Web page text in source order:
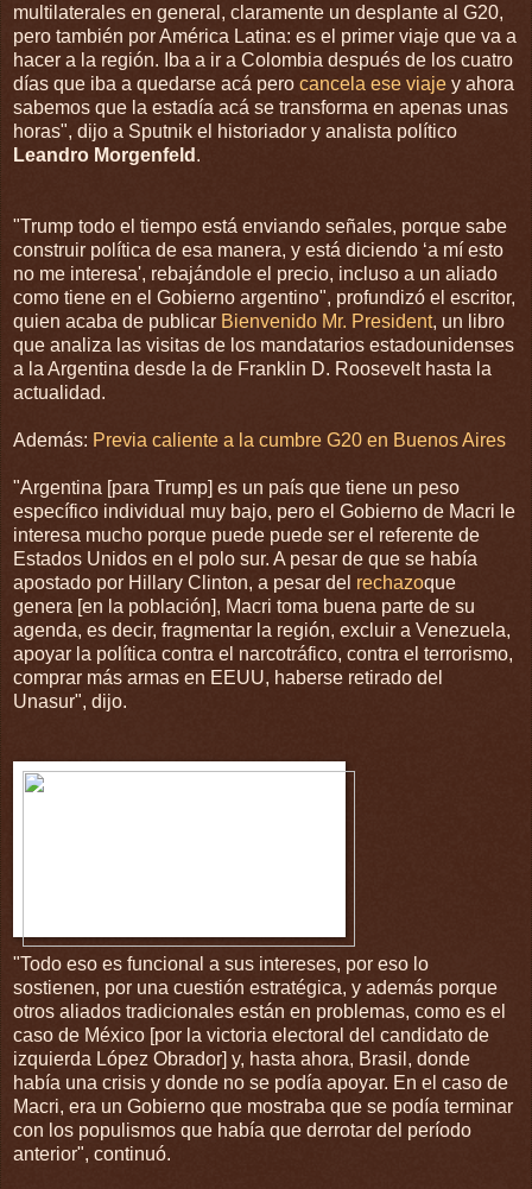
multilaterales en general, claramente un desplante al G20,
pero también por América Latina: es el primer viaje que va a
hacer a la región. Iba a ir a Colombia después de los cuatro
días que iba a quedarse acá pero cancela ese viaje y ahora
sabemos que la estadía acá se transforma en apenas unas
horas", dijo a Sputnik el historiador y analista político
Leandro Morgenfeld .
"Trump todo el tiempo está enviando señales, porque sabe
construir política de esa manera, y está diciendo ‘a mí esto
no me interesa', rebajándole el precio, incluso a un aliado
como tiene en el Gobierno argentino", profundizó el escritor,
quien acaba de publicar Bienvenido Mr. President, un libro
que analiza las visitas de los mandatarios estadounidenses
a la Argentina desde la de Franklin D. Roosevelt hasta la
actualidad.
Además: Previa caliente a la cumbre G20 en Buenos Aires
"Argentina [para Trump] es un país que tiene un peso
específico individual muy bajo, pero el Gobierno de Macri le
interesa mucho porque puede puede ser el referente de
Estados Unidos en el polo sur. A pesar de que se había
apostado por Hillary Clinton, a pesar del rechazoque
genera [en la población], Macri toma buena parte de su
agenda, es decir, fragmentar la región, excluir a Venezuela,
apoyar la política contra el narcotráfico, contra el terrorismo,
comprar más armas en EEUU, haberse retirado del
Unasur", dijo.
"Todo eso es funcional a sus intereses, por eso lo
sostienen, por una cuestión estratégica, y además porque
otros aliados tradicionales están en problemas, como es el
caso de México [por la victoria electoral del candidato de
izquierda López Obrador] y, hasta ahora, Brasil, donde
había una crisis y donde no se podía apoyar. En el caso de
Macri, era un Gobierno que mostraba que se podía terminar
con los populismos que había que derrotar del período
anterior", continuó.